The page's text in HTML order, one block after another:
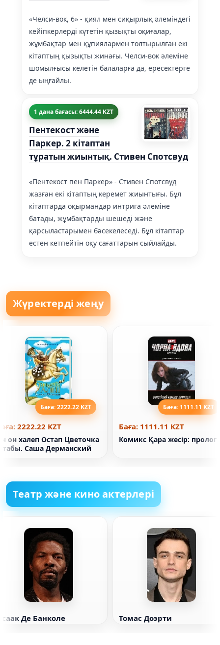
«Челси-вок, 6» - қиял мен сиқырлық әлеміндегі
кейіпкерлерді күтетін қызықты оқиғалар,
жұмбақтар мен құпиялармен толтырылған екі
кітаптың қызықты жинағы. Челси-вок әлеміне
шомылғысы келетін балаларға да, ересектерге
де ыңғайлы.
1 дана бағасы: 6444.44 KZT
Пентекост және
Паркер. 2 кітаптан
тұратын жиынтық. Стивен Спотсвуд
«Пентекост пен Паркер» - Стивен Спотсвуд
жазған екі кітаптың керемет жиынтығы. Бұл
кітаптарда оқырмандар интрига әлеміне
батады, жұмбақтарды шешеді және
қарсыластарымен бәсекелеседі. Бұл кітаптар
естен кетпейтін оқу сағаттарын сыйлайды.
Жүректерді жеңу
Баға: 2222.22 KZT
2222.22 KZT
он халеп Остап Цветочка
Саша Дерманский
Баға: 1111.11 KZT
Баға: 1111.11 KZT
Комикс Қара жесір: пролог
Театр және кино актерлері
Де Банколе Томас Доэрти